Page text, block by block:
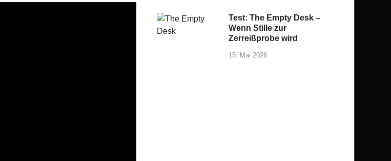
Test: The Empty Desk –
Wenn Stille zur
Zerreißprobe wird
15. Mai 2026